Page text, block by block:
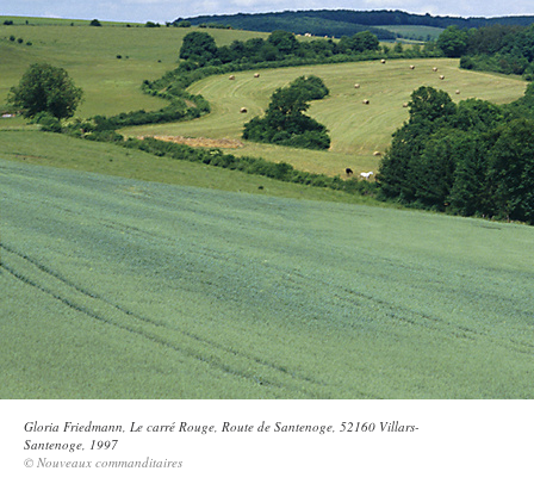
Gloria Friedmann, Le carré Rouge, Route de Santenoge, 52160 Villars-
Santenoge, 1997
© Nouveaux commanditaires